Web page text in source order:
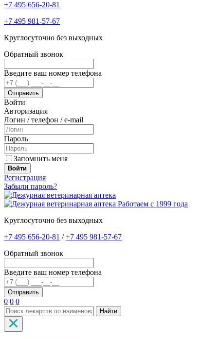
+7 495 656-20-81
+7 495 981-57-67
Круглосуточно без выходных
Обратный звонок
Введите ваш номер телефона
Войти
Авторизация
Логин / телефон / e-mail
Пароль
Запомнить меня
Войти
Регистрация
Забыли пароль?
Работаем с 1999 года
Круглосуточно без выходных
+7 495 656-20-81 /+7 495 981-57-67
Обратный звонок
Введите ваш номер телефона
0 0 0
Найти